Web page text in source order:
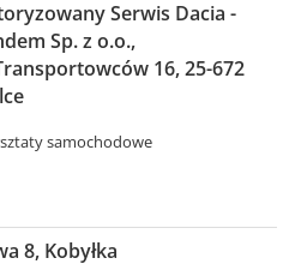
Serwis Dacia -
Sp. z o.o.,
16, 25-672
samochodowe
8, Kobyłka